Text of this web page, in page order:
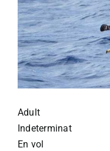
Adult
Indeterminat
En vol